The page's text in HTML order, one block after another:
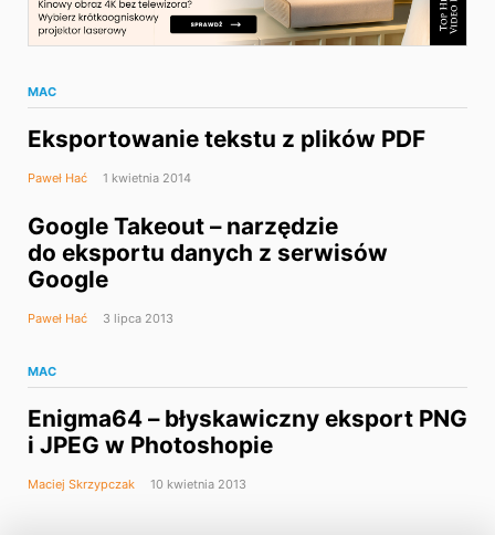
MAC
Eksportowanie tekstu z plików PDF
Paweł Hać 1 kwietnia 2014
Google Takeout – narzędzie
do eksportu danych z serwisów
Google
Paweł Hać 3 lipca 2013
MAC
Enigma64 – błyskawiczny eksport PNG
i JPEG w Photoshopie
Maciej Skrzypczak 10 kwietnia 2013